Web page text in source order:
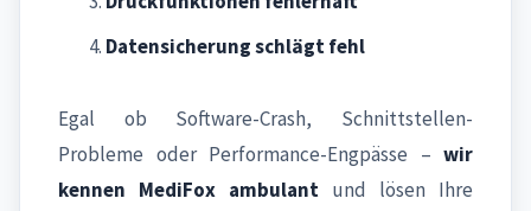
Datensicherung schlägt fehl
Egal ob Software-Crash, Schnittstellen-
Probleme oder Performance-Engpässe – wir
kennen MediFox ambulant und lösen Ihre